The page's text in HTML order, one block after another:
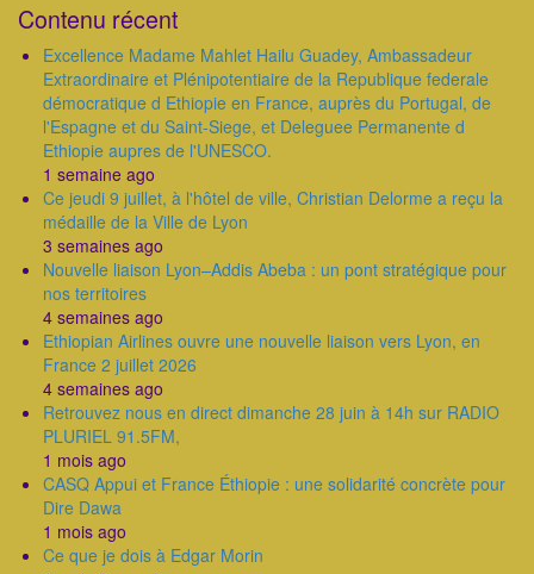
Contenu récent
Excellence Madame Mahlet Hailu Guadey, Ambassadeur
Extraordinaire et Plénipotentiaire de la Republique federale
démocratique d Ethiopie en France, auprès du Portugal, de
l'Espagne et du Saint-Siege, et Deleguee Permanente d
Ethiopie aupres de l'UNESCO.
1 semaine ago
Ce jeudi 9 juillet, à l'hôtel de ville, Christian Delorme a reçu la
médaille de la Ville de Lyon
3 semaines ago
Nouvelle liaison Lyon–Addis Abeba : un pont stratégique pour
nos territoires
4 semaines ago
Ethiopian Airlines ouvre une nouvelle liaison vers Lyon, en
France 2 juillet 2026
4 semaines ago
Retrouvez nous en direct dimanche 28 juin à 14h sur RADIO
PLURIEL 91.5FM,
1 mois ago
CASQ Appui et France Éthiopie : une solidarité concrète pour
Dire Dawa
1 mois ago
Ce que je dois à Edgar Morin